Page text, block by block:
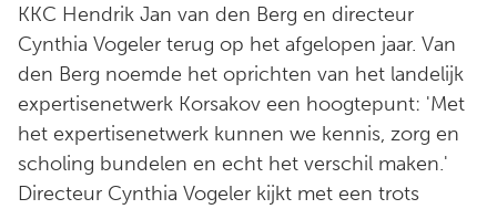
KKC Hendrik Jan van den Berg en directeur
Cynthia Vogeler terug op het afgelopen jaar. Van
den Berg noemde het oprichten van het landelijk
expertisenetwerk Korsakov een hoogtepunt: 'Met
het expertisenetwerk kunnen we kennis, zorg en
scholing bundelen en echt het verschil maken.'
Directeur Cynthia Vogeler kijkt met een trots